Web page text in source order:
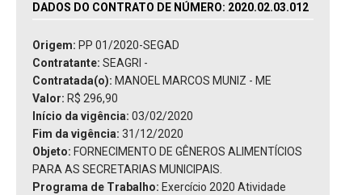
DADOS DO CONTRATO DE NÚMERO: 2020.02.03.012
Origem: PP 01/2020-SEGAD
Contratante: SEAGRI -
Contratada(o): MANOEL MARCOS MUNIZ - ME
Valor: R$ 296,90
Início da vigência: 03/02/2020
Fim da vigência: 31/12/2020
Objeto: FORNECIMENTO DE GÊNEROS ALIMENTÍCIOS
PARA AS SECRETARIAS MUNICIPAIS.
Programa de Trabalho: Exercício 2020 Atividade